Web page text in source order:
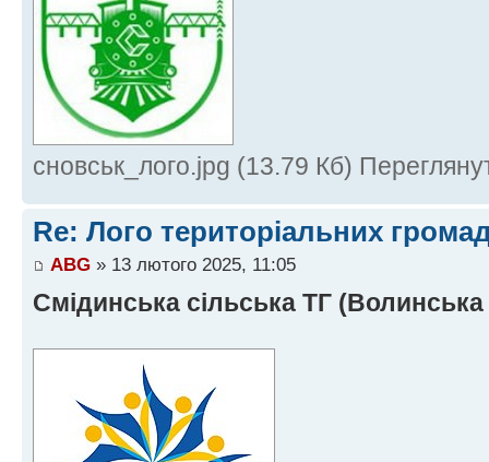
сновськ_лого.jpg (13.79 Кб)
Re: Лого територіальних
ABG » 13 лютого 2025, 11:05
Смідинська сільська ТГ